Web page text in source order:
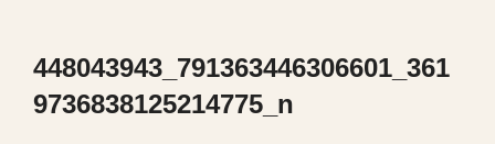
448043943_791363446306601_361
9736838125214775_n